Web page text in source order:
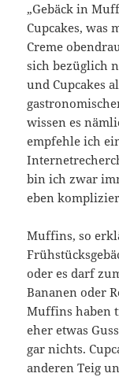
„Gebäck in
Cupcakes, was
Creme
sich bezüglich
und Cupcakes
wissen es
empfehle ich
bin ich zwar
eben
Muffins, so
oder es darf
Bananen oder
Muffins haben
eher etwas
gar nichts.
anderen Teig